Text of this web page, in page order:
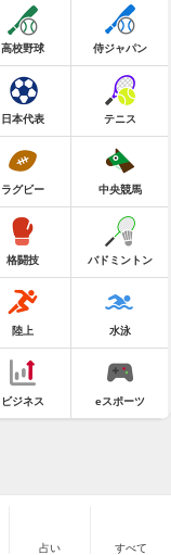
高校野球 侍ジャパン
日本代表 テニス
ラグビー 中央競馬
格闘技 バドミントン
陸上 水泳
ビジネス eスポーツ
占い すべて